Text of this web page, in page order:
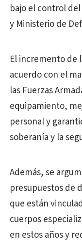
bajo el control
y Ministerio de
El incremento de
acuerdo con el
las Fuerzas
equipamiento,
personal y
soberanía y la
Además, se
presupuestos de
que están
cuerpos
en estos años y